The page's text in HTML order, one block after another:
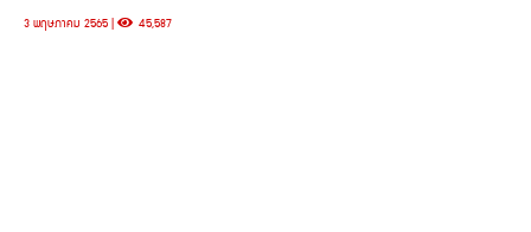
3 พฤษภาคม 2565 | 45,587